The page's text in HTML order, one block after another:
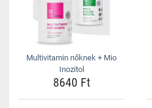
Multivitamin nőknek + Mio
Inozitol
8640 Ft